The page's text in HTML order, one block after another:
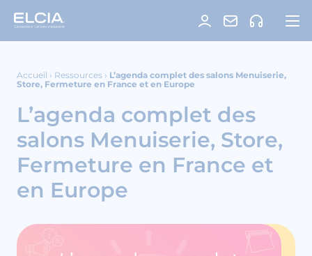
Accueil › Ressources › L’agenda complet des salons Menuiserie,
Store, Fermeture en France et en Europe
L’agenda complet des
salons Menuiserie, Store,
Fermeture en France et
en Europe